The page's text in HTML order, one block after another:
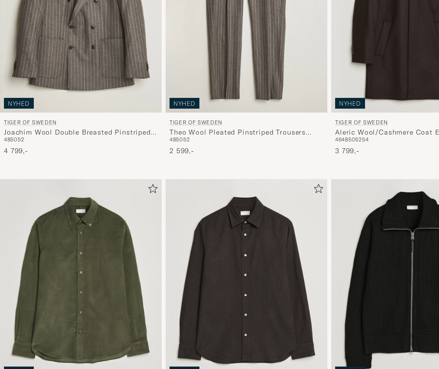
NYHED
TIGER OF SWEDEN
Joachim Wool Double Breasted Pinstriped
Blazer Grey Brown
485052
4 799,-
NYHED
TIGER OF SWEDEN
Theo Wool Pleated Pinstriped Trousers
Grey Brown
485052
2 599,-
NYHED
TIGER OF SWEDEN
Aleric Wool/Cashmere Coat
4648505254
3 799,-